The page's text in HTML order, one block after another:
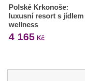
Polské Krkonoše:
luxusní resort s jídlem
wellness
4 165 Kč